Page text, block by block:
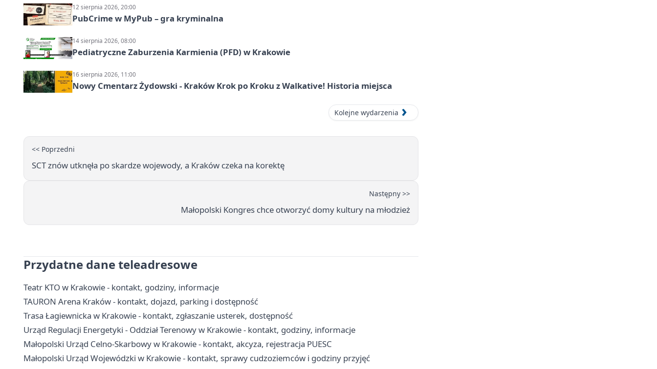
12 sierpnia 2026, 20:00
PubCrime w MyPub – gra kryminalna
14 sierpnia 2026, 08:00
Pediatryczne Zaburzenia Karmienia (PFD) w Krakowie
16 sierpnia 2026, 11:00
Nowy Cmentarz Żydowski - Kraków Krok po Kroku z Walkative! Historia miejsca
Kolejne wydarzenia
<< Poprzedni
SCT znów utknęła po skardze wojewody, a Kraków czeka na korektę
Następny >>
Małopolski Kongres chce otworzyć domy kultury na młodzież
Przydatne dane teleadresowe
Teatr KTO w Krakowie - kontakt, godziny, informacje
TAURON Arena Kraków - kontakt, dojazd, parking i dostępność
Trasa Łagiewnicka w Krakowie - kontakt, zgłaszanie usterek, dostępność
Urząd Regulacji Energetyki - Oddział Terenowy w Krakowie - kontakt, godziny, informacje
Małopolski Urząd Celno-Skarbowy w Krakowie - kontakt, akcyza, rejestracja PUESC
Małopolski Urząd Wojewódzki w Krakowie - kontakt, sprawy cudzoziemców i godziny przyjęć